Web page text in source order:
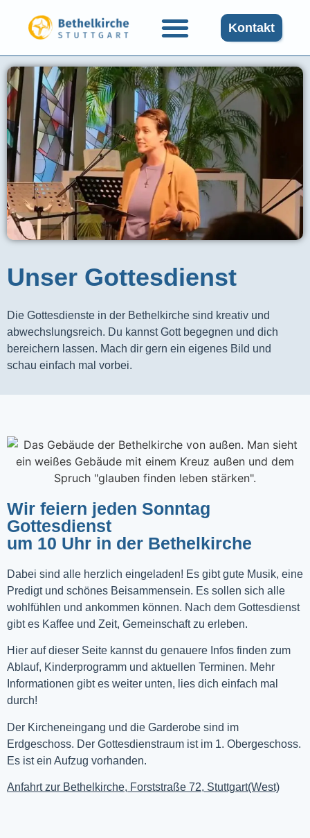
Kontakt
Unser Gottesdienst​
Die Gottesdienste in der Bethelkirche sind kreativ und
abwechslungsreich. Du kannst Gott begegnen und dich
bereichern lassen. Mach dir gern ein eigenes Bild und
schau einfach mal vorbei.
Wir feiern jeden Sonntag
Gottesdienst
um 10 Uhr in der Bethelkirche
Dabei sind alle herzlich eingeladen! Es gibt gute Musik, eine
Predigt und schönes Beisammensein. Es sollen sich alle
wohlfühlen und ankommen können. Nach dem Gottesdienst
gibt es Kaffee und Zeit, Gemeinschaft zu erleben.
Hier auf dieser Seite kannst du genauere Infos finden zum
Ablauf, Kinderprogramm und aktuellen Terminen. Mehr
Informationen gibt es weiter unten, lies dich einfach mal
durch!
Der Kircheneingang und die Garderobe sind im
Erdgeschoss. Der Gottesdienstraum ist im 1. Obergeschoss.
Es ist ein Aufzug vorhanden.
Anfahrt zur Bethelkirche, Forststraße 72, Stuttgart(West)